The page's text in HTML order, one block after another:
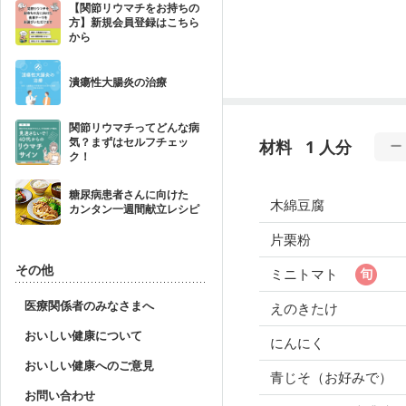
【関節リウマチをお持ちの
方】新規会員登録はこちら
から
潰瘍性大腸炎の治療
関節リウマチってどんな病
気？まずはセルフチェッ
ク！
糖尿病患者さんに向けた
カンタン一週間献立レシピ
その他
医療関係者のみなさまへ
おいしい健康について
おいしい健康へのご意見
お問い合わせ
材料 1 人分
木綿豆腐
片栗粉
ミニトマト
えのきたけ
にんにく
青じそ（お好みで）